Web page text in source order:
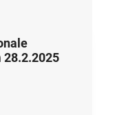
28.2.2025